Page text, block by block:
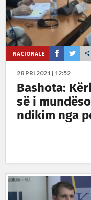
NACIONALE
28 PRI 2021 | 12:52
Bashota:
së i
ndikim nga